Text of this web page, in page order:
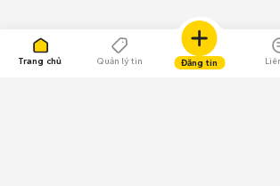
Trang chủ Quản lý tin Đăng tin